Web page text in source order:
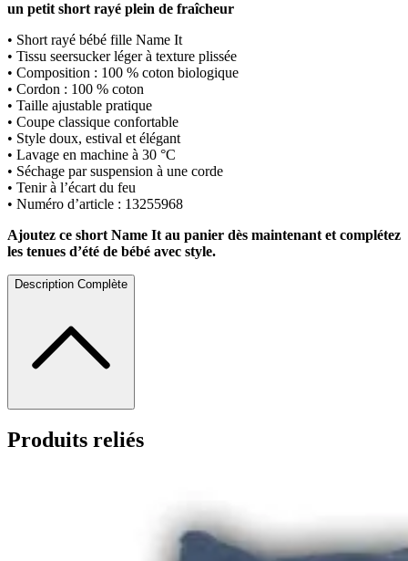
un petit short rayé plein de fraîcheur
• Short rayé bébé fille Name It
• Tissu seersucker léger à texture plissée
• Composition : 100 % coton biologique
• Cordon : 100 % coton
• Taille ajustable pratique
• Coupe classique confortable
• Style doux, estival et élégant
• Lavage en machine à 30 °C
• Séchage par suspension à une corde
• Tenir à l’écart du feu
• Numéro d’article : 13255968
Ajoutez ce short Name It au panier dès maintenant et complétez
les tenues d’été de bébé avec style.
Description Complète
Produits reliés